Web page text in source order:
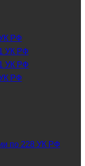
РФ
УК РФ
УК РФ
РФ
по 228 УК РФ